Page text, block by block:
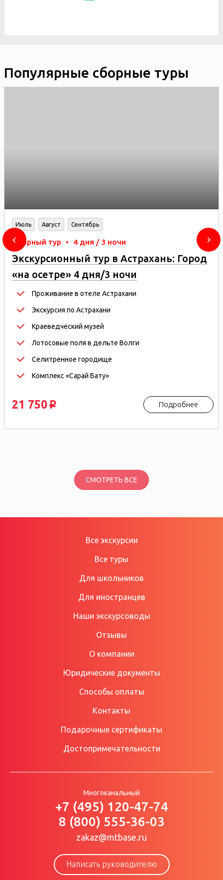
Популярные сборные туры
Июль Август Сентябрь
Сборный тур • 4 дня / 3 ночи
Экскурсионный тур в Астрахань: Город
«на осетре» 4 дня/3 ночи
Проживание в отеле Астрахани
Экскурсия по Астрахани
Краеведческий музей
Лотосовые поля в дельте Волги
Селитренное городище
Комплекс «Сарай Бату»
21 750 p Подробнее
СМОТРЕТЬ ВСЕ
Все экскурсии
Все туры
Для школьников
Для иностранцев
Наши экскурсоводы
Отзывы
О компании
Юридические документы
Способы оплаты
Контакты
Подарочные сертификаты
Достопримечательности
Многоканальный
+7 (495) 120-47-74
8 (800) 555-36-03
zakaz@mtbase.ru
Написать руководителю